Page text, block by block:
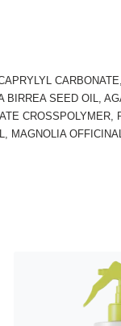
BIRREA SEED OIL,
CROSSPOLYMER,
MAGNOLIA